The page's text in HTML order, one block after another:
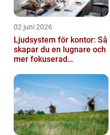
02 juni 2026
Ljudsystem för kontor: Så
skapar du en lugnare och
mer fokuserad